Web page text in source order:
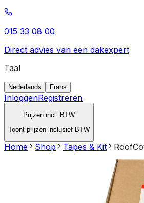
015 33 08 00
Direct advies van een dakexpert
Taal
Nederlands Frans
InloggenRegistreren
Prijzen incl. BTW
Toont prijzen inclusief BTW
Home Shop Tapes & Kit